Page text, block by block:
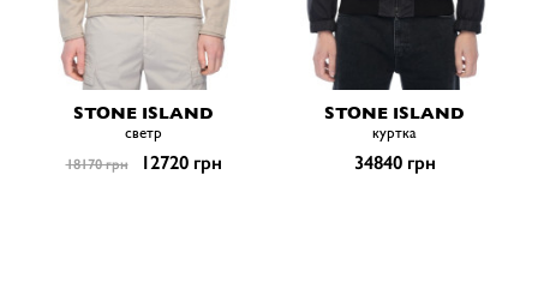
STONE ISLAND
светр
18170 грн 12720 грн
STONE ISLAND
куртка
34840 грн